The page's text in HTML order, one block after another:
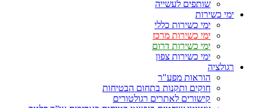
שותפים לעשייה
ימי כשירות
ימי כשירות כללי
ימי כשירות מרכז
ימי כשירות דרום
ימי כשירות צפון
רגולציה
הוראות מפע"ר
חוקים ותקנות בתחום הבטיחות
קישורים לאתרים רגולטורים